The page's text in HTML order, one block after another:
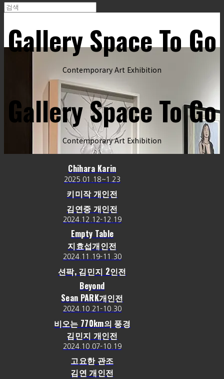
Gallery Space To Go
Contemporary Art Exhibition
Gallery Space To Go
Contemporary Art Exhibition
Chihara Karin
2025.01.18~1.23
키미작 개인전
김연중 개인전
2024.12.12-12.19
Empty Table
지효섭개인전
2024.11.19-11.30
션팍, 김민지 2인전
Beyond
Sean PARK개인전
2024.10.21-10.30
비오는 770km의 풍경
김민지 개인전
2024.10.07-10.19
고요한 관조
김연 개인전